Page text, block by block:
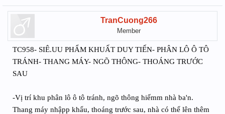
TranCuong266
Member
TC958- SIÊ.UU PHẨM KHUẤT DUY TIẾN- PHÂN LÔ Ô TÔ
TRÁNH- THANG MÁY- NGÕ THÔNG- THOÁNG TRƯỚC
SAU
-Vị trí khu phân lô ô tô tránh, ngõ thông hiếmm nhà ba'n.
Thang máy nhậpp khẩu, thoáng trước sau, nhà có thể lên thêm